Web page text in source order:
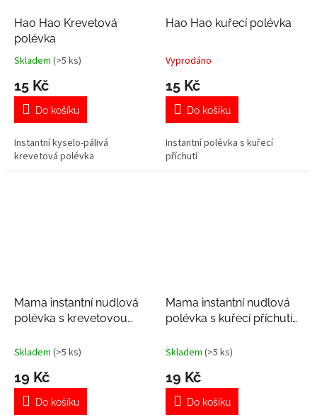
Hao Hao Krevetová
polévka
Průměrné
produktu
5,0
5
hvězdiček.
Skladem (>5 ks)
15 Kč
Do košíku
Instantní kyselo-pálivá
krevetová polévka
Hao Hao kuřecí polévka
Průměrné
produktu
5,0
5
hvězdiček.
Vyprodáno
15 Kč
Do košíku
Instantní polévka s kuřecí
příchutí
Mama instantní nudlová
polévka s krevetovou
Skladem (>5 ks)
19 Kč
Do košíku
Mama instantní nudlová
polévka s kuřecí příchutí
Skladem (>5 ks)
19 Kč
Do košíku